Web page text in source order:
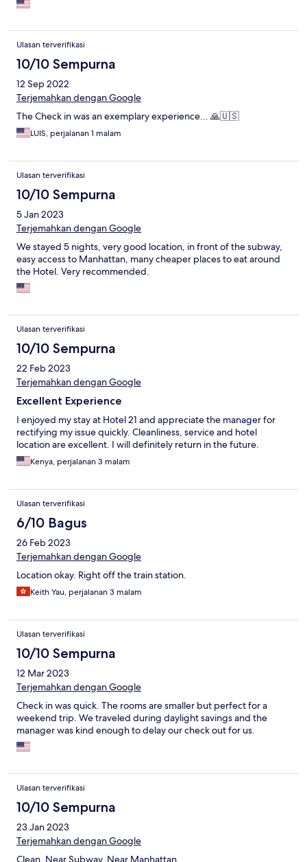
Ulasan terverifikasi
10/10 Sempurna
12 Sep 2022
Terjemahkan dengan Google
The Check in was an exemplary experience... 🙏🇺🇸
LUIS, perjalanan 1 malam
Ulasan terverifikasi
10/10 Sempurna
5 Jan 2023
Terjemahkan dengan Google
We stayed 5 nights, very good location, in front of the subway,
easy access to Manhattan, many cheaper places to eat around
the Hotel. Very recommended.
Ulasan terverifikasi
10/10 Sempurna
22 Feb 2023
Terjemahkan dengan Google
Excellent Experience
I enjoyed my stay at Hotel 21 and appreciate the manager for
rectifying my issue quickly. Cleanliness, service and hotel
location are excellent. I will definitely return in the future.
Kenya, perjalanan 3 malam
Ulasan terverifikasi
6/10 Bagus
26 Feb 2023
Terjemahkan dengan Google
Location okay. Right off the train station.
Keith Yau, perjalanan 3 malam
Ulasan terverifikasi
10/10 Sempurna
12 Mar 2023
Terjemahkan dengan Google
Check in was quick. The rooms are smaller but perfect for a
weekend trip. We traveled during daylight savings and the
manager was kind enough to delay our check out for us.
Ulasan terverifikasi
10/10 Sempurna
23 Jan 2023
Terjemahkan dengan Google
Clean, Near Subway, Near Manhattan